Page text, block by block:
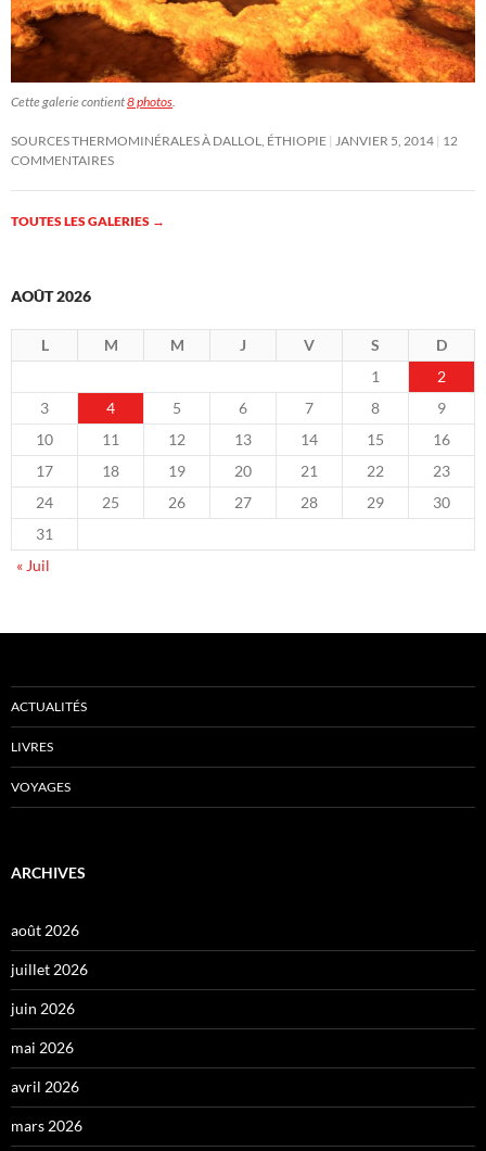
Cette galerie contient8 photos.
SOURCES THERMOMINÉRALES À DALLOL, ÉTHIOPIE JANVIER 5, 2014 12
COMMENTAIRES
TOUTES LES GALERIES →
AOÛT 2026
L M M J V S
D
1
2
3
4 5 6 7 8
9
10
11 12 13 14 15
16
17
18 19 20 21 22
23
24
25 26 27 28 29
30
31
« Juil
ACTUALITÉS
LIVRES
VOYAGES
ARCHIVES
août 2026
juillet 2026
juin 2026
mai 2026
avril 2026
mars 2026